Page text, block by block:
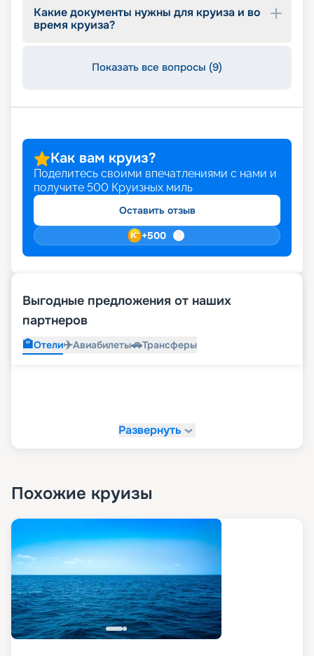
Какие документы нужны для круиза и во
время круиза?
Показать все вопросы (9)
Как вам круиз?
Поделитесь своими впечатлениями с нами и
получите 500 Круизных миль
Оставить отзыв
+500
Выгодные предложения от наших
партнеров
🏨Отели✈️Авиабилеты🚗Трансферы
Развернуть
Похожие круизы